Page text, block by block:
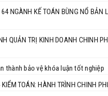
NGÀNH KẾ TOÁN BÙNG NỔ BẢN
QUẢN TRỊ KINH DOANH CHINH
thành bảo vệ khóa luận tốt nghiệp
TOÁN: HÀNH TRÌNH CHINH